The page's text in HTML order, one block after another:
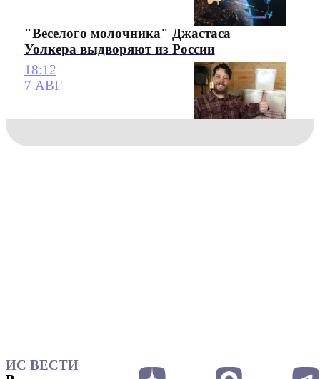
"Веселого молочника" Джастаса
Уолкера выдворяют из России
18:12
7 АВГ
ИС ВЕСТИ